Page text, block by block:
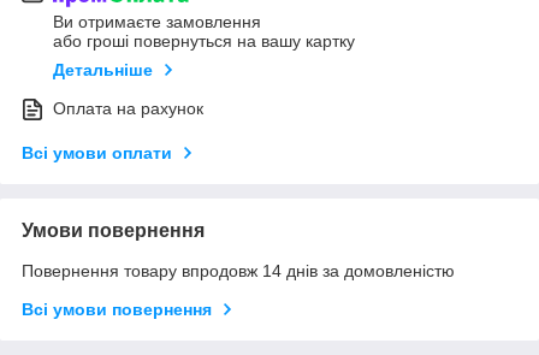
Ви отримаєте замовлення
або гроші повернуться на вашу картку
Детальніше
Оплата на рахунок
Всі умови оплати
Умови повернення
Повернення товару впродовж 14 днів за домовленістю
Всі умови повернення